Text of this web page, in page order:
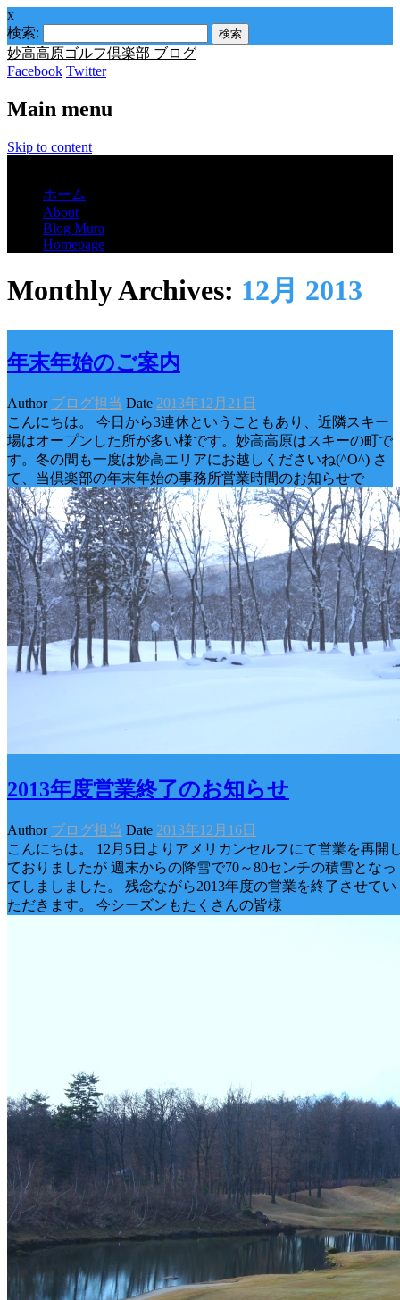
x
検索:
妙高高原ゴルフ倶楽部 ブログ
Facebook Twitter
Main menu
Skip to content
ホーム
About
Blog Mura
Homepage
Monthly Archives: 12月 2013
年末年始のご案内
Author ブログ担当 Date 2013年12月21日
こんにちは。 今日から3連休ということもあり、近隣スキー
場はオープンした所が多い様です。妙高高原はスキーの町で
す。冬の間も一度は妙高エリアにお越しくださいね(^O^) さ
て、当倶楽部の年末年始の事務所営業時間のお知らせで
2013年度営業終了のお知らせ
Author ブログ担当 Date 2013年12月16日
こんにちは。 12月5日よりアメリカンセルフにて営業を再開
ておりましたが 週末からの降雪で70～80センチの積雪となっ
てしましました。 残念ながら2013年度の営業を終了させてい
ただきます。 今シーズンもたくさんの皆様